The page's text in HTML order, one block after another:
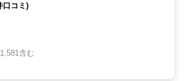
口コミ)
1,581含む